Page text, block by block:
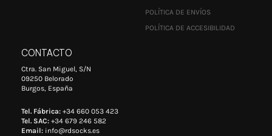
POLÍTICA DE ENVÍOS
POLÍTICA DE ACCESIBILIDAD
CONTACTO
Ctra. San Miguel, S/N
09250 Belorado
Burgos, España
Tel. Fábrica: +34 660 053 423
Tel. SAC: +34 679 246 582
Email: info@rdsocks.es